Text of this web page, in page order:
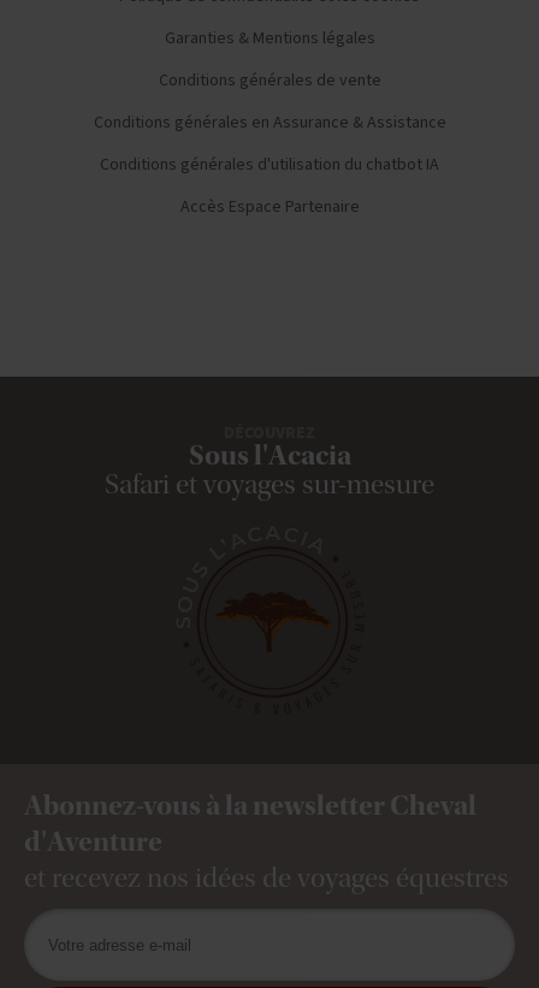
Garanties & Mentions légales
Conditions générales de vente
Conditions générales en Assurance & Assistance
Conditions générales d'utilisation du chatbot IA
Accès Espace Partenaire
Sous l'Acacia
Safari et voyages sur-mesure
Abonnez-vous à la newsletter Cheval
d'Aventure
et recevez nos idées de voyages équestres